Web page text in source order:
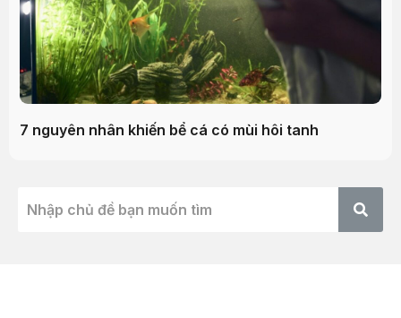
7 nguyên nhân khiến bể cá có mùi hôi tanh